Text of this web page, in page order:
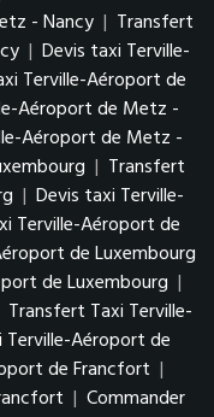
- Nancy | Transfert
| Devis taxi Terville-
Terville-Aéroport de
Aéroport de Metz -
Aéroport de Metz -
| Transfert
| Devis taxi Terville-
Terville-Aéroport de
de Luxembourg
de Luxembourg |
Transfert Taxi Terville-
Terville-Aéroport de
de Francfort |
| Commander